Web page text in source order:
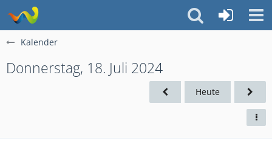
Kalender
Donnerstag, 18. Juli 2024
Heute